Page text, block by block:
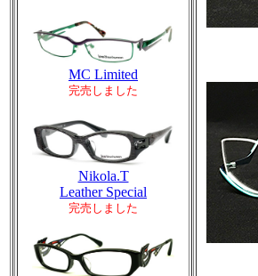
MC Limited
完売しました
Nikola.T
Leather Special
完売しました